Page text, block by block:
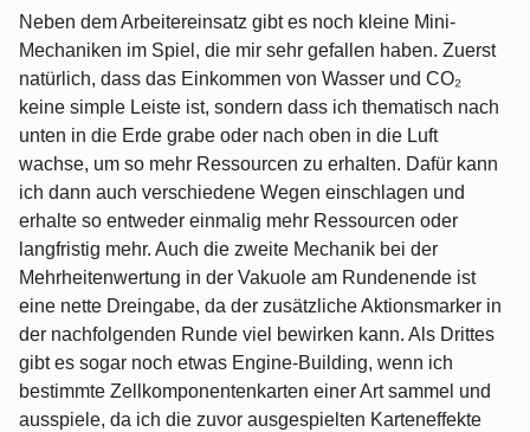
Neben dem Arbeitereinsatz gibt es noch kleine Mini-
Mechaniken im Spiel, die mir sehr gefallen haben. Zuerst
natürlich, dass das Einkommen von Wasser und CO₂
keine simple Leiste ist, sondern dass ich thematisch nach
unten in die Erde grabe oder nach oben in die Luft
wachse, um so mehr Ressourcen zu erhalten. Dafür kann
ich dann auch verschiedene Wegen einschlagen und
erhalte so entweder einmalig mehr Ressourcen oder
langfristig mehr. Auch die zweite Mechanik bei der
Mehrheitenwertung in der Vakuole am Rundenende ist
eine nette Dreingabe, da der zusätzliche Aktionsmarker in
der nachfolgenden Runde viel bewirken kann. Als Drittes
gibt es sogar noch etwas Engine-Building, wenn ich
bestimmte Zellkomponentenkarten einer Art sammel und
ausspiele, da ich die zuvor ausgespielten Karteneffekte